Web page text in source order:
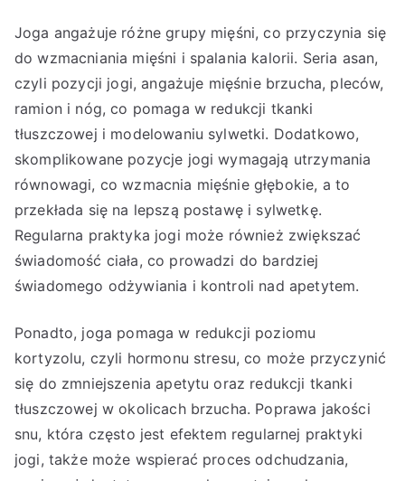
Joga angażuje różne grupy mięśni, co przyczynia się
do wzmacniania mięśni i spalania kalorii. Seria asan,
czyli pozycji jogi, angażuje mięśnie brzucha, pleców,
ramion i nóg, co pomaga w redukcji tkanki
tłuszczowej i modelowaniu sylwetki. Dodatkowo,
skomplikowane pozycje jogi wymagają utrzymania
równowagi, co wzmacnia mięśnie głębokie, a to
przekłada się na lepszą postawę i sylwetkę.
Regularna praktyka jogi może również zwiększać
świadomość ciała, co prowadzi do bardziej
świadomego odżywiania i kontroli nad apetytem.
Ponadto, joga pomaga w redukcji poziomu
kortyzolu, czyli hormonu stresu, co może przyczynić
się do zmniejszenia apetytu oraz redukcji tkanki
tłuszczowej w okolicach brzucha. Poprawa jakości
snu, która często jest efektem regularnej praktyki
jogi, także może wspierać proces odchudzania,